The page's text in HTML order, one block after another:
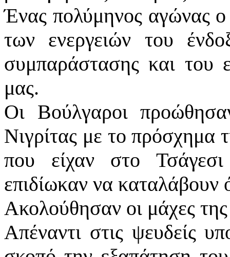
Ένας πολύμηνος αγώνας
των ενεργειών του
συμπαράστασης και του
μας.
Οι Βούλγαροι
Νιγρίτας με το πρόσχημα
που είχαν στο
επιδίωκαν να καταλάβουν
Ακολούθησαν οι μάχες
Απέναντι στις ψευδείς